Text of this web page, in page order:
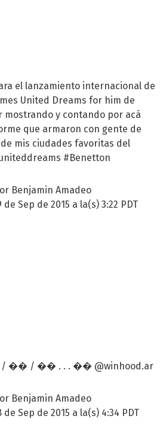
el lanzamiento internacional de
United Dreams for him de
mostrando y contando por acá
que armaron con gente de
mis ciudades favoritas del
#Benetton
Benjamin Amadeo
Sep de 2015 a la(s) 3:22 PDT
/ �� / �� . . . �� @winhood.ar
Benjamin Amadeo
Sep de 2015 a la(s) 4:34 PDT